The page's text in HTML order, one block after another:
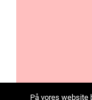
På vores website